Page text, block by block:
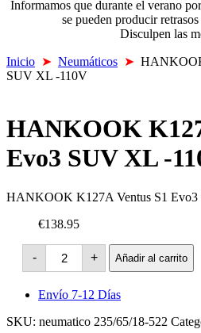
Informamos que durante el verano
se pueden producir
Disculpen las
Inicio ➤ Neumáticos ➤
SUV XL -110V
HANKOOK
Evo3 SUV XL -
HANKOOK K127A Ventus S1
€138.95
-
HANKOOK
K127A
Ventus
Evo3
XL
+ Añadir al carrito
Envío 7-12 Días
SKU: neumatico 235/65/18-522